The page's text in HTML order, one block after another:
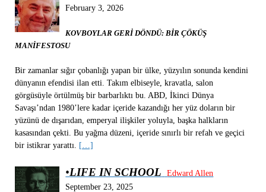
February 3, 2026
KOVBOYLAR GERİ DÖNDÜ: BİR ÇÖKÜŞ
MANİFESTOSU
Bir zamanlar sığır çobanlığı yapan bir ülke, yüzyılın sonunda kendini
dünyanın efendisi ilan etti. Takım elbiseyle, kravatla, salon
görgüsüyle örtülmüş bir barbarlıktı bu. ABD, İkinci Dünya
Savaşı’ndan 1980’lere kadar içeride kazandığı her yüz doların bir
yüzünü de dışarıdan, emperyal ilişkiler yoluyla, başka halkların
kasasından çekti. Bu yağma düzeni, içeride sınırlı bir refah ve geçici
bir istikrar yarattı.
[…]
•LIFE IN SCHOOL
Edward Allen
September 23, 2025